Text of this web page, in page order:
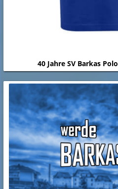
40 Jahre SV Barkas